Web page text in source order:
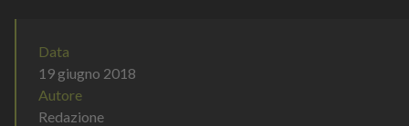
Data
19 giugno 2018
Autore
Redazione